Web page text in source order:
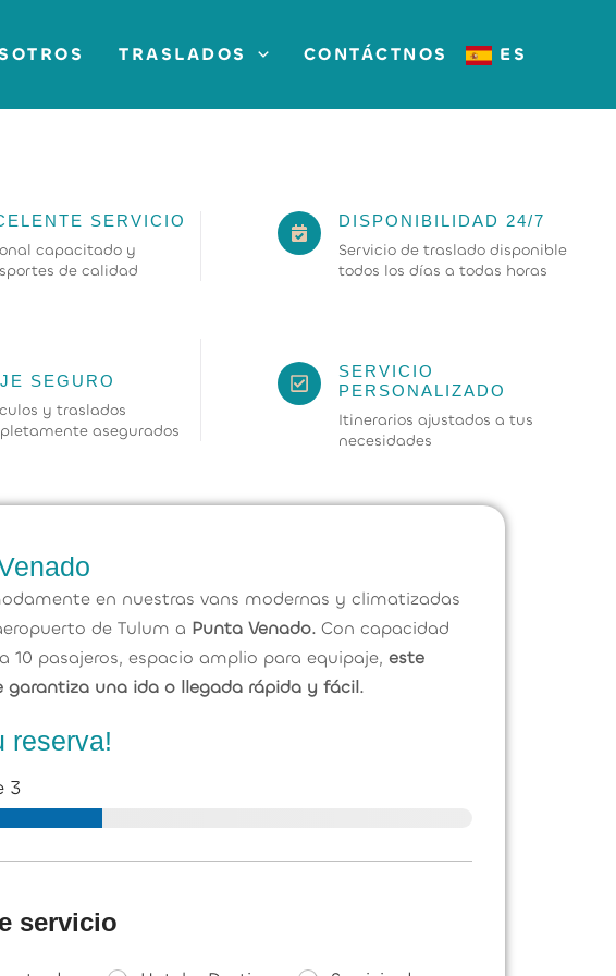
TRASLADOS CONTÁCTNOS ES
SERVICIO
capacitado y
de calidad
DISPONIBILIDAD 24/7
Servicio de traslado disponible
todos los días a todas horas
SEGURO
y traslados
asegurados
SERVICIO
PERSONALIZADO
Itinerarios ajustados a tus
necesidades
en nuestras vans modernas y climatizadas
de Tulum a Punta Venado. Con capacidad
10 pasajeros, espacio amplio para equipaje, este
garantiza una ida o llegada rápida y fácil.
reserva!
3
servicio